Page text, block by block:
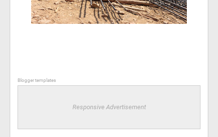
Blogger templates
Responsive Advertisement